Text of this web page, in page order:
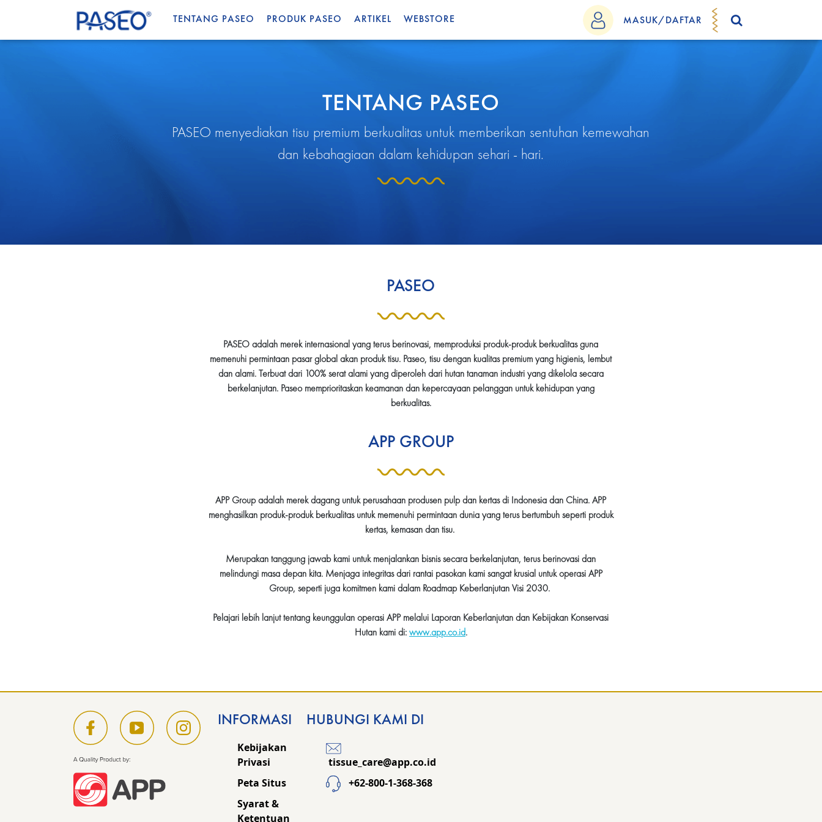
TENTANG PASEO PRODUK PASEO ARTIKEL WEBSTORE MASUK/DAFTAR
TENTANG PASEO
PASEO menyediakan tisu premium berkualitas untuk memberikan sentuhan kemewahan
dan kebahagiaan dalam kehidupan sehari - hari.
PASEO
PASEO adalah merek internasional yang terus berinovasi, memproduksi produk-produk berkualitas guna
memenuhi permintaan pasar global akan produk tisu. Paseo, tisu dengan kualitas premium yang higienis, lembut
dan alami. Terbuat dari 100% serat alami yang diperoleh dari hutan tanaman industri yang dikelola secara
berkelanjutan. Paseo memprioritaskan keamanan dan kepercayaan pelanggan untuk kehidupan yang
berkualitas.
APP GROUP
APP Group adalah merek dagang untuk perusahaan produsen pulp dan kertas di Indonesia dan China. APP
menghasilkan produk-produk berkualitas untuk memenuhi permintaan dunia yang terus bertumbuh seperti produk
kertas, kemasan dan tisu.
Merupakan tanggung jawab kami untuk menjalankan bisnis secara berkelanjutan, terus berinovasi dan
melindungi masa depan kita. Menjaga integritas dari rantai pasokan kami sangat krusial untuk operasi APP
Group, seperti juga komitmen kami dalam Roadmap Keberlanjutan Visi 2030.
Pelajari lebih lanjut tentang keunggulan operasi APP melalui Laporan Keberlanjutan dan Kebijakan Konservasi
Hutan kami di:www.app.co.id.
INFORMASI
Kebijakan
Privasi
Peta Situs
Syarat &
Ketentuan
HUBUNGI KAMI DI
tissue_care@app.co.id
+62-800-1-368-368